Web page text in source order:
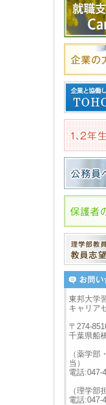
東邦大学
キャリア
〒274-
千葉県船
（薬学部
当）
電話:047-
（理学部
電話:047-